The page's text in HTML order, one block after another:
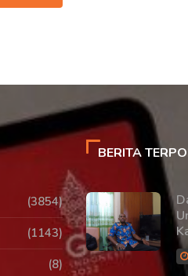
(3854)
(1143)
(8)
BERITA